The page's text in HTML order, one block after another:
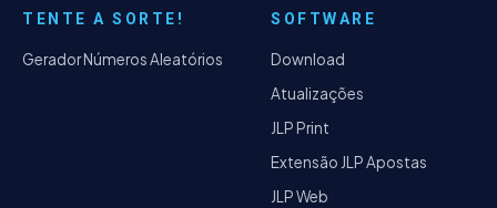
TENTE A SORTE!
Gerador Números Aleatórios
SOFTWARE
Download
Atualizações
JLP Print
Extensão JLP Apostas
JLP Web